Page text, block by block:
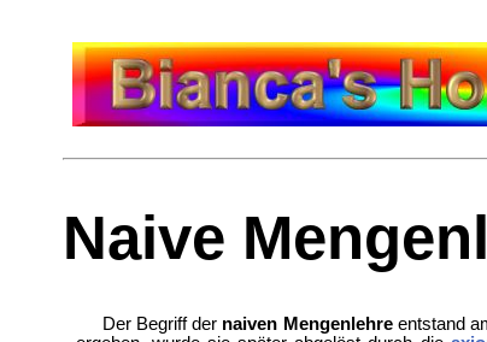
Naive
Der Begriff der naiven Mengenlehreentstand